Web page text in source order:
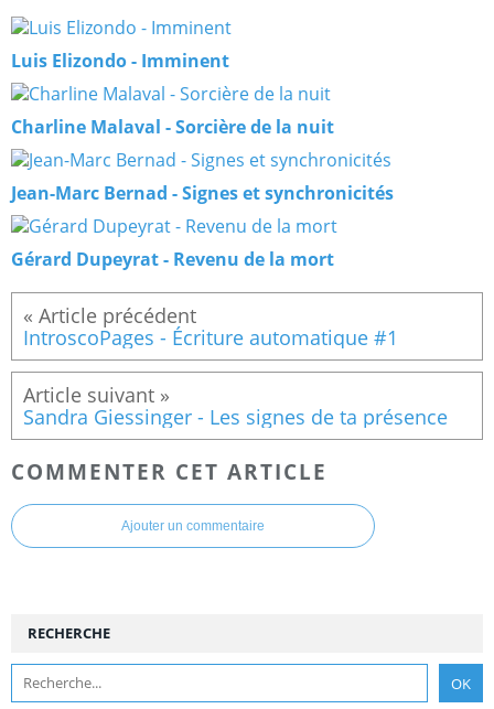
Luis Elizondo - Imminent
Charline Malaval - Sorcière de la nuit
Jean-Marc Bernad - Signes et synchronicités
Gérard Dupeyrat - Revenu de la mort
IntroscoPages - Écriture automatique #1
Sandra Giessinger - Les signes de ta présence
COMMENTER CET ARTICLE
Ajouter un commentaire
RECHERCHE